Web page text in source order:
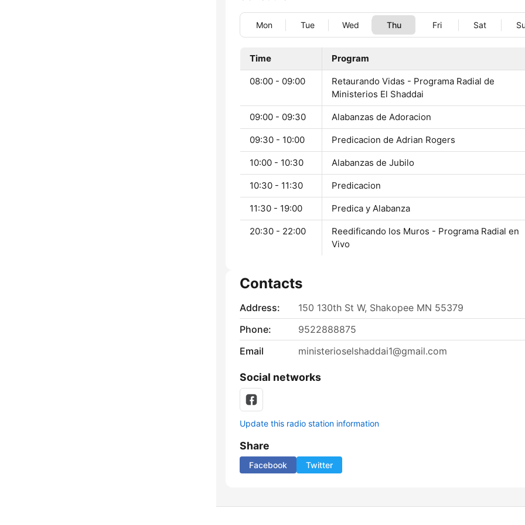
Mon Tue Wed Thu Fri Sat
Time Program
08:00 - 09:00
Retaurando Vidas - Programa Radial de
Ministerios El Shaddai
09:00 - 09:30 Alabanzas de Adoracion
09:30 - 10:00 Predicacion de Adrian Rogers
10:00 - 10:30 Alabanzas de Jubilo
10:30 - 11:30 Predicacion
11:30 - 19:00 Predica y Alabanza
20:30 - 22:00
Reedificando los Muros - Programa Radial en
Vivo
Contacts
Address:
150 130th St W, Shakopee MN 55379
Phone:
9522888875
Email
ministerioselshaddai1@gmail.com
Social networks
Update this radio station information
Share
Facebook Twitter